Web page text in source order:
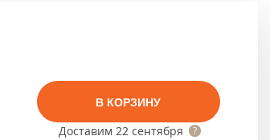
В КОРЗИНУ
Доставим 22 сентября